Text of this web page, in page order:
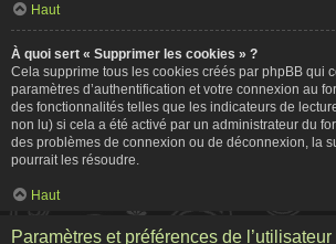
Haut
À quoi sert « Supprimer les cookies » ?
Cela supprime tous les cookies créés par phpBB qui
paramètres d’authentification et votre connexion au
des fonctionnalités telles que les indicateurs de
non lu) si cela a été activé par un administrateur du
des problèmes de connexion ou de déconnexion, la
pourrait les résoudre.
Haut
Paramètres et préférences de l’utilisateur